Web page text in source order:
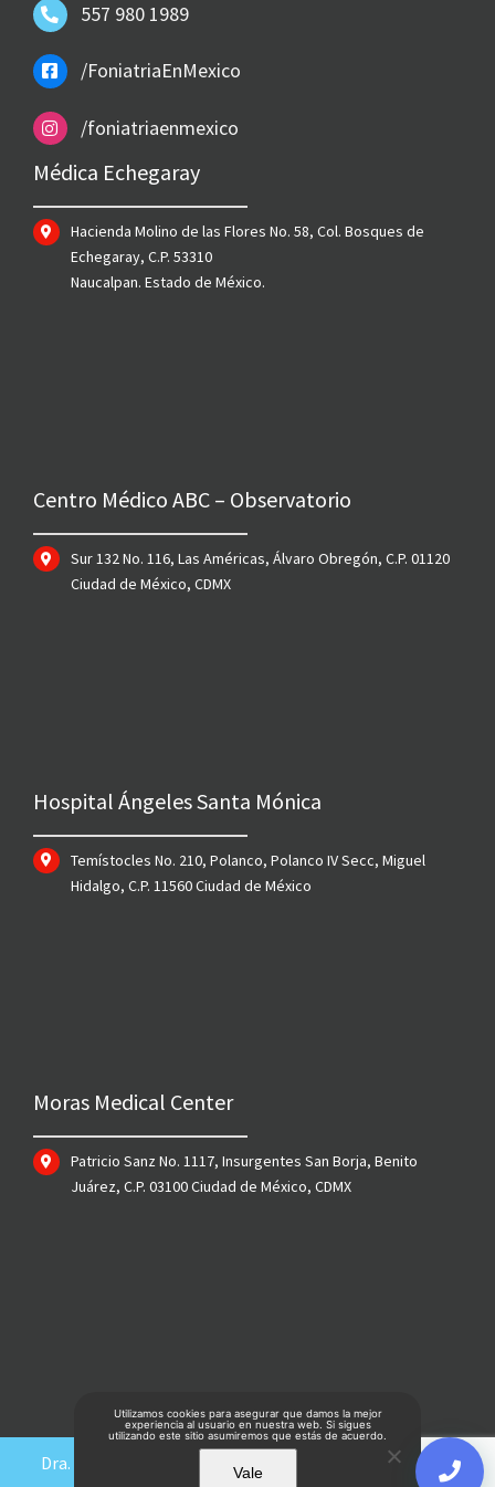
557 980 1989
/FoniatriaEnMexico
/foniatriaenmexico
Médica Echegaray
Hacienda Molino de las Flores No. 58, Col. Bosques de
Echegaray, C.P. 53310
Naucalpan. Estado de México.
Centro Médico ABC – Observatorio
Sur 132 No. 116, Las Américas, Álvaro Obregón, C.P. 01120
Ciudad de México, CDMX
Hospital Ángeles Santa Mónica
Temístocles No. 210, Polanco, Polanco IV Secc, Miguel
Hidalgo, C.P. 11560 Ciudad de México
Moras Medical Center
Patricio Sanz No. 1117, Insurgentes San Borja, Benito
Juárez, C.P. 03100 Ciudad de México, CDMX
Dra. Amparo Sumano | Foniatra CDMX 2021 | Hecho con
Utilizamos cookies para asegurar que damos la mejor
experiencia al usuario en nuestra web. Si sigues
utilizando este sitio asumiremos que estás de acuerdo.
Vale